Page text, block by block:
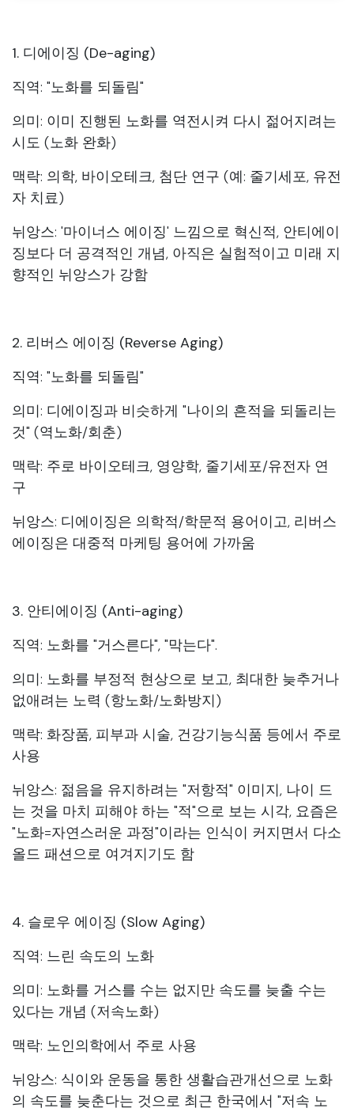
1. 디에이징 (De-aging)
직역: "노화를 되돌림"
의미: 이미 진행된 노화를 역전시켜 다시 젊어지려는
시도 (노화 완화)
맥락: 의학, 바이오테크, 첨단 연구 (예: 줄기세포, 유전
자 치료)
뉘앙스: '마이너스 에이징' 느낌으로 혁신적, 안티에이
징보다 더 공격적인 개념, 아직은 실험적이고 미래 지
향적인 뉘앙스가 강함
2. 리버스 에이징 (Reverse Aging)
직역: "노화를 되돌림"
의미: 디에이징과 비슷하게 "나이의 흔적을 되돌리는
것" (역노화/회춘)
맥락: 주로 바이오테크, 영양학, 줄기세포/유전자 연
구
뉘앙스: 디에이징은 의학적/학문적 용어이고, 리버스
에이징은 대중적 마케팅 용어에 가까움
3. 안티에이징 (Anti-aging)
직역: 노화를 "거스른다", "막는다".
의미: 노화를 부정적 현상으로 보고, 최대한 늦추거나
없애려는 노력 (항노화/노화방지)
맥락: 화장품, 피부과 시술, 건강기능식품 등에서 주로
사용
뉘앙스: 젊음을 유지하려는 "저항적" 이미지, 나이 드
는 것을 마치 피해야 하는 "적"으로 보는 시각, 요즘은
"노화=자연스러운 과정"이라는 인식이 커지면서 다소
올드 패션으로 여겨지기도 함
4. 슬로우 에이징 (Slow Aging)
직역: 느린 속도의 노화
의미: 노화를 거스를 수는 없지만 속도를 늦출 수는
있다는 개념 (저속노화)
맥락: 노인의학에서 주로 사용
뉘앙스: 식이와 운동을 통한 생활습관개선으로 노화
의 속도를 늦춘다는 것으로 최근 한국에서 "저속 노